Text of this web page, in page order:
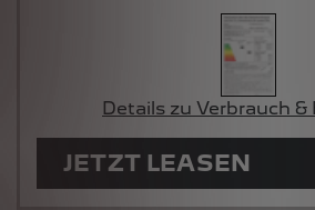
Details zu Verbrauch &
JETZT LEASEN